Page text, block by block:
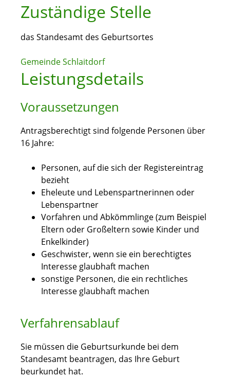
Zuständige Stelle
das Standesamt des Geburtsortes
Gemeinde Schlaitdorf
Leistungsdetails
Voraussetzungen
Antragsberechtigt sind folgende Personen über
16 Jahre:
Personen, auf die sich der Registereintrag
bezieht
Eheleute und Lebenspartnerinnen oder
Lebenspartner
Vorfahren und Abkömmlinge (zum Beispiel
Eltern oder Großeltern sowie Kinder und
Enkelkinder)
Geschwister, wenn sie ein berechtigtes
Interesse glaubhaft machen
sonstige Personen, die ein rechtliches
Interesse glaubhaft machen
Verfahrensablauf
Sie müssen die Geburtsurkunde bei dem
Standesamt beantragen, das Ihre Geburt
beurkundet hat.